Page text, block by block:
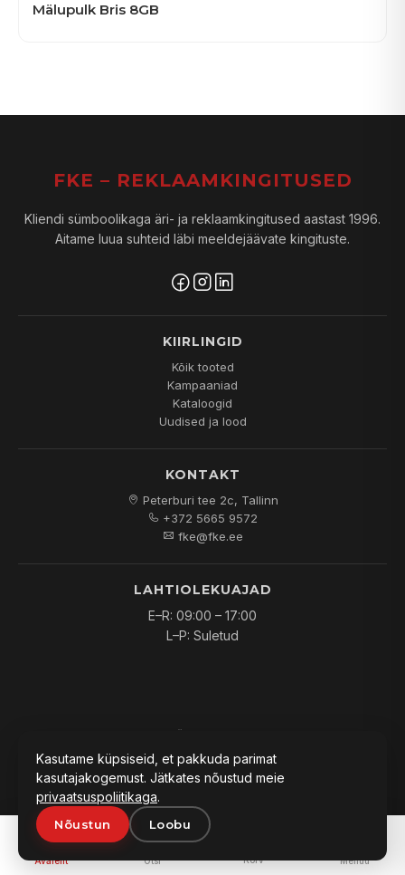
Mälupulk Bris 8GB
PAKKUMINE:
Küsi hinda
FKE – REKLAAMKINGITUSED
Kliendi sümboolikaga äri- ja reklaamkingitused aastast 1996.
Aitame luua suhteid läbi meeldejäävate kingituste.
KIIRLINGID
Kõik tooted
Kampaaniad
Kataloogid
Uudised ja lood
KONTAKT
Peterburi tee 2c, Tallinn
+372 5665 9572
fke@fke.ee
LAHTIOLEKUAJAD
E–R: 09:00 – 17:00
L–P: Suletud
Avaleht Otsi
Korv
Menüü
Kasutame küpsiseid, et pakkuda parimat
kasutajakogemust. Jätkates nõustud meie
privaatsuspoliitikaga.
Nõustun Loobu